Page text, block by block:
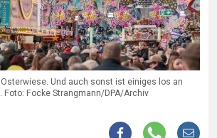
Und auch sonst ist einiges los an
Focke Strangmann/DPA/Archiv